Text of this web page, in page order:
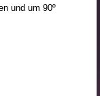
und um 90º